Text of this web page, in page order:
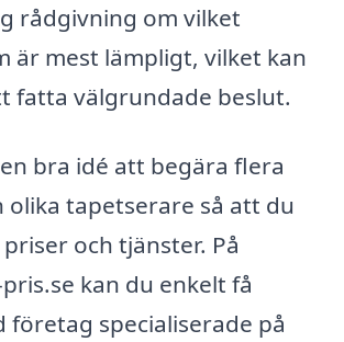
rådgivning om vilket
är mest lämpligt, vilket kan
fatta välgrundade beslut.
bra idé att begära flera
tapetserare så att du
och tjänster. På
kan du enkelt få
företag specialiserade på